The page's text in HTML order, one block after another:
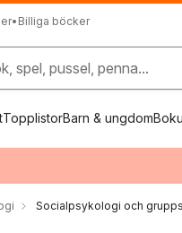
• Billiga böcker
spel, pussel, penna...
TopplistorBarn & ungdom
Socialpsykologi och